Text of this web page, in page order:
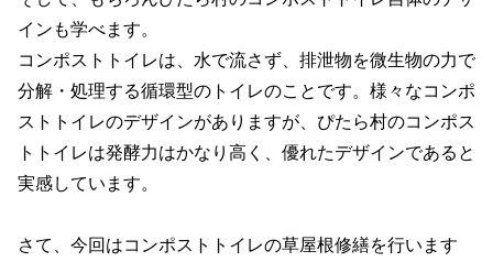
インも学べます。
コンポストトイレは、水で流さず、排泄物を微生物の力で
分解・処理する循環型のトイレのことです。様々なコンポ
ストトイレのデザインがありますが、ぴたら村のコンポス
トトイレは発酵力はかなり高く、優れたデザインであると
実感しています。
さて、今回はコンポストトイレの草屋根修繕を行います